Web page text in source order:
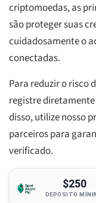
criptomoedas, as
são proteger suas
cuidadosamente o
conectadas.
Para reduzir o risco
registre
disso, utilize nosso
parceiros para
verificado.
$250
DEPÓSITO